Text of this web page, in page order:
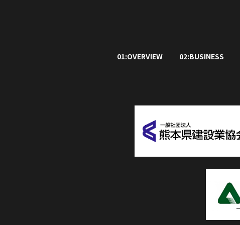
01:OVERVIEW 02:BUSINESS